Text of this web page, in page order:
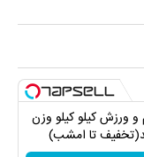
و ورزش کیلو کیلو وزن
تا امشب)